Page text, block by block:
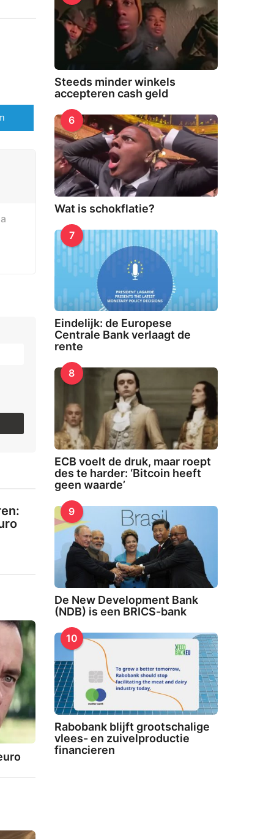
Steeds minder winkels
accepteren cash geld
6
Wat is schokflatie?
7
Eindelijk: de Europese
Centrale Bank verlaagt de
rente
8
ECB voelt de druk, maar roept
des te harder: ‘Bitcoin heeft
geen waarde’
9
De New Development Bank
(NDB) is een BRICS-bank
10
Rabobank blijft grootschalige
vlees- en zuivelproductie
financieren